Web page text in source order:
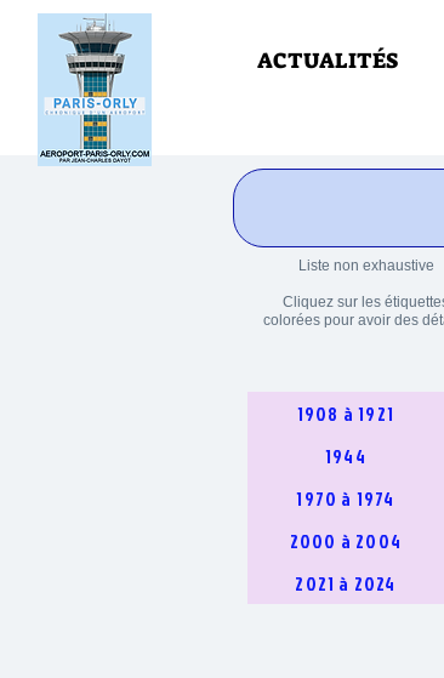
ACTUALITÉS
Liste non exhaustive
Cliquez sur les
colorées pour avoir des
1908 à 1921
1944
1970 à 1974
2000 à 2004
2021 à 2024